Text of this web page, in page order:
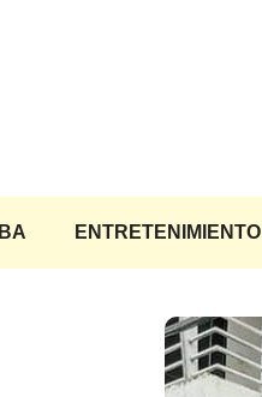
ENTRETENIMIENTO